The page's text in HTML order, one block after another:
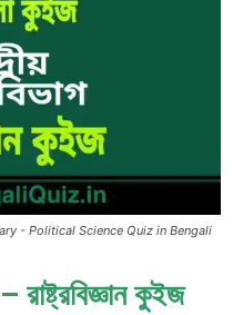
Judiciary - Political Science Quiz in Bengali
রাষ্ট্রবিজ্ঞান কুইজ